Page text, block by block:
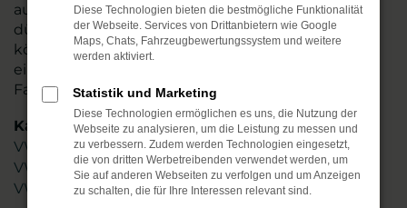
auf Besonderheiten des VW Tiguan hin. Zudem
dürfen Sie sich auf eine Probefahrt freuen und
können vor Ort an einem unserer Standorte
einsteigen und gleich ein Gefühl für dieses
Fahrzeug erhalten.
Kategorie
VW Tiguan Gebrauchtwagen
VW Tiguan Neuwagen
VW Tiguan
Diese Technologien bieten die bestmögliche Funktionalität
der Webseite. Services von Drittanbietern wie Google
Maps, Chats, Fahrzeugbewertungssystem und weitere
werden aktiviert.
Statistik und Marketing
Diese Technologien ermöglichen es uns, die Nutzung der
Webseite zu analysieren, um die Leistung zu messen und
zu verbessern. Zudem werden Technologien eingesetzt,
die von dritten Werbetreibenden verwendet werden, um
Sie auf anderen Webseiten zu verfolgen und um Anzeigen
zu schalten, die für Ihre Interessen relevant sind.